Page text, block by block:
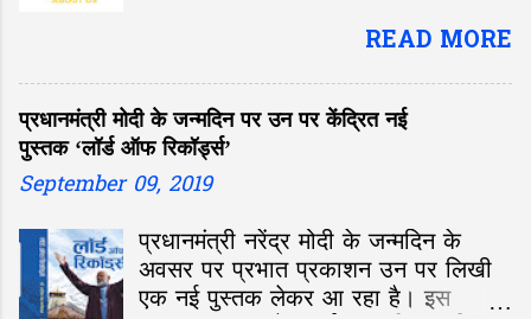
के लिए मुफ्त में देती है। प्रोडक्ट के रिव्यू से
लाती हैं। हम भी जब किसी दुकान या शॉपिंग
मॉल में खरीदारी के लिए जाते हैं और फ्री में
कुछ मिलता है तो काफी अच्छा लगता है।
READ MORE
प्रधानमंत्री मोदी के जन्मदिन पर उन पर केंद्रित नई
पुस्तक ‘लॉर्ड ऑफ रिकॉर्ड्स’
September 09, 2019
प्रधानमंत्री नरेंद्र मोदी के जन्मदिन के
अवसर पर प्रभात प्रकाशन उन पर लिखी
एक नई पुस्तक लेकर आ रहा है। इस